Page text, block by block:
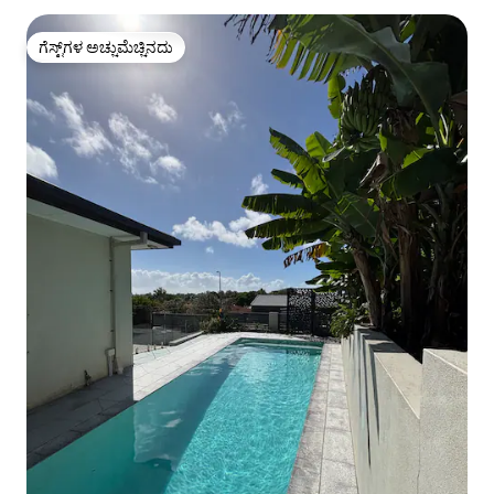
ಗೆಸ್ಟ್‌ಗಳ ಅಚ್ಚುಮೆಚ್ಚಿನದು
ಗೆಸ್ಟ್‌ಗಳ ಅಚ್ಚುಮೆಚ್ಚಿನದು